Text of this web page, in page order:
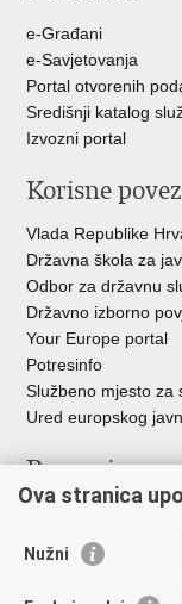
e-Građani
e-Savjetovanja
Portal otvorenih
Središnji katalog
Izvozni portal
Korisne
Vlada Republike
Državna škola za
Odbor za državnu
Državno izborno
Your Europe portal
Potresinfo
Službeno mjesto za
Ured europskog
Poveznice
Državno odvjetništvo
Ured za suzbijanje
Ova stranica
Nužni